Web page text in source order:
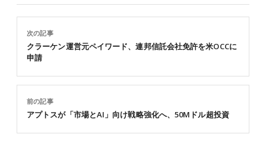
前の記事
アプトスが「市場とAI」向け戦略強化へ、50Mドル超投資
次の記事
クラーケン運営元ペイワード、連邦信託会社免許を米OCCに
申請